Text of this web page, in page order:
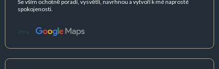
Se vším ochotně poradí, vysvětlí, navrhnou a vytvoří k mé naprosté
spokojenosti.
Zdroj: